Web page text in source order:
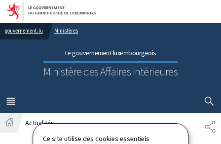
Ce site utilise des cookies essentiels
Aller au menu principal
Aller au contenu
gouvernement.lu Ministères
Le gouvernement luxembourgeois
Ministère des Affaires intérieures
MENU
PRINCIPAL
Actualités